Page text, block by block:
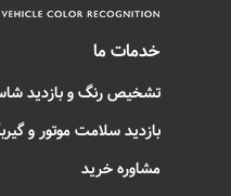
خدمات ما
تشخیص رنگ و بازدید
بازدید سلامت موتور و
مشاوره خرید